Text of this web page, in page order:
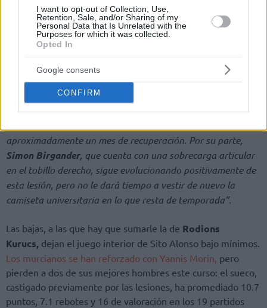
I want to opt-out of Collection, Use,
Retention, Sale, and/or Sharing of my
Personal Data that Is Unrelated with the
Purposes for which it was collected.
Opted In
Google consents
CONFIRM
Tal y como recoge el parte médico,
realizados sobre elMarko Todorovicdeterminan que la
aproximadamente un mes de recuperación. Por su parte,
Simon Birgander, que cuenta con una sobrecarga articular
en el tobillo derecho, sigue evolucionando positivamente de
esta lesión, pero no le dará tiempo a vestir de nuevo la
camiseta universitaria en lo que resta de temporada”.
Las bajas, a las que hay que sumarle la de Rodions
Kurucs, dejan el juego interior de Sito Alonso bajo mínimos.
Los murcianos se han reforzado con Yannis Morin, pero
pierden a dos de sus mejores hombres este curso: el sueco,
castigado previamente por las lesiones, ha promediado 10.7
puntos, 7.1 rebotes y 16 de valoración en los 19 partidos